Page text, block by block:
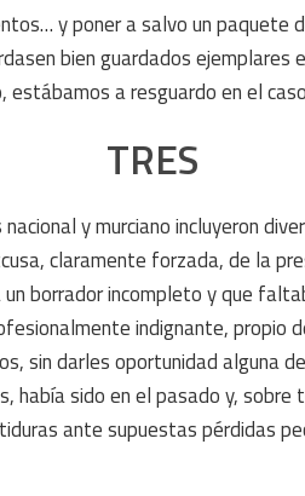
y poner a salvo un paquete
bien guardados
a resguardo en el
TRES
y murciano incluyeron
claramente forzada, de la
borrador incompleto y que
indignante, propio
sin darles oportunidad alguna
sido en el pasado y, sobre
ante supuestas pérdidas